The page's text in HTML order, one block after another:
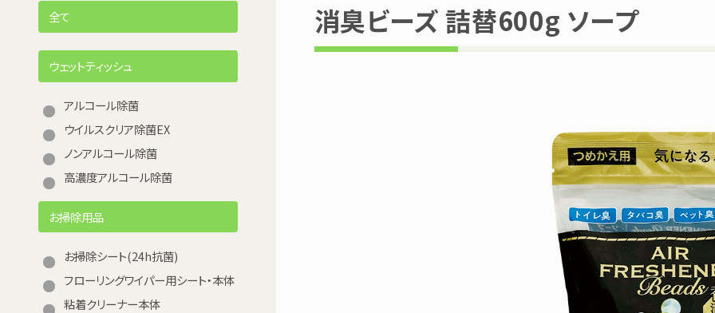
全て
ウェットティッシュ
アルコール除菌
ウイルスクリア除菌EX
ノンアルコール除菌
高濃度アルコール除菌
お掃除用品
お掃除シート(24h抗菌)
フローリングワイパー用シート・本体
粘着クリーナー本体
消臭ビーズ 詰替600g ソープ